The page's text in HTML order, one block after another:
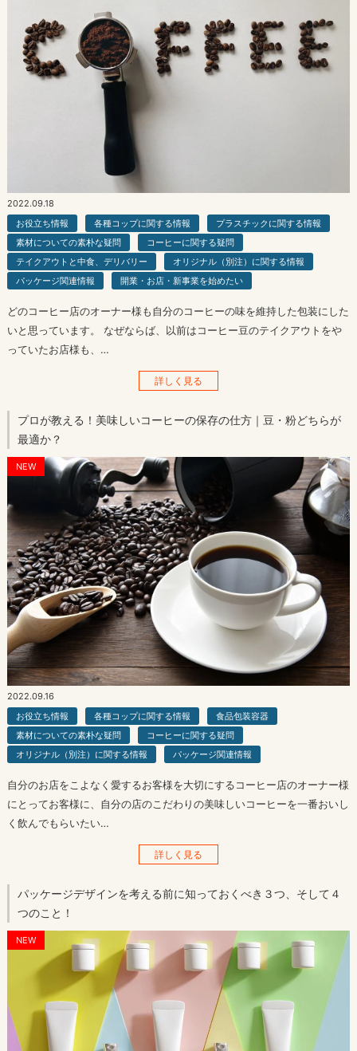
2022.09.18
お役立ち情報
各種コップに関する情報
プラスチックに関する情報
素材についての素朴な疑問
コーヒーに関する疑問
テイクアウトと中食、デリバリー
オリジナル（別注）に関する情報
パッケージ関連情報
開業・お店・新事業を始めたい
どのコーヒー店のオーナー様も自分のコーヒーの味を維持した包装にした
いと思っています。 なぜならば、以前はコーヒー豆のテイクアウトをや
っていたお店様も、…
詳しく見る
プロが教える！美味しいコーヒーの保存の仕方｜豆・粉どちらが
最適か？
NEW
2022.09.16
お役立ち情報
各種コップに関する情報
食品包装容器
素材についての素朴な疑問
コーヒーに関する疑問
オリジナル（別注）に関する情報
パッケージ関連情報
自分のお店をこよなく愛するお客様を大切にするコーヒー店のオーナー様
にとってお客様に、自分の店のこだわりの美味しいコーヒーを一番おいし
く飲んでもらいたい…
詳しく見る
パッケージデザインを考える前に知っておくべき３つ、そして４
つのこと！
NEW